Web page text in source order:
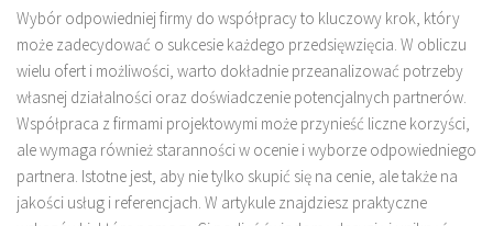
Wybór odpowiedniej firmy do współpracy to kluczowy krok, który
może zadecydować o sukcesie każdego przedsięwzięcia. W obliczu
wielu ofert i możliwości, warto dokładnie przeanalizować potrzeby
własnej działalności oraz doświadczenie potencjalnych partnerów.
Współpraca z firmami projektowymi może przynieść liczne korzyści,
ale wymaga również staranności w ocenie i wyborze odpowiedniego
partnera. Istotne jest, aby nie tylko skupić się na cenie, ale także na
jakości usług i referencjach. W artykule znajdziesz praktyczne